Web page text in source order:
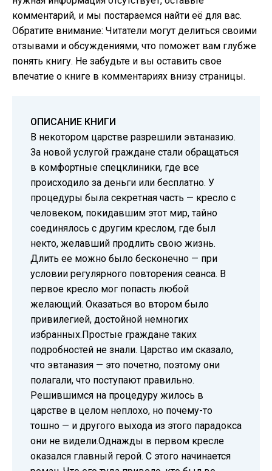
комментарий, и мы постараемся найти её для вас.
Обратите внимание: Читатели могут делиться своими
отзывами и обсуждениями, что поможет вам глубже
понять книгу. Не забудьте и вы оставить свое
впечатие о книге в комментариях внизу страницы.
ОПИСАНИЕ КНИГИ
В некотором царстве разрешили эвтаназию.
За новой услугой граждане стали обращаться
в комфортные спецклиники, где все
происходило за деньги или бесплатно. У
процедуры была секретная часть — кресло с
человеком, покидавшим этот мир, тайно
соединялось с другим креслом, где был
некто, желавший продлить свою жизнь.
Длить ее можно было бесконечно — при
условии регулярного повторения сеанса. В
первое кресло мог попасть любой
желающий. Оказаться во втором было
привилегией, достойной немногих
избранных.Простые граждане таких
подробностей не знали. Царство им сказало,
что эвтаназия — это почетно, поэтому они
полагали, что поступают правильно.
Решившимся на процедуру жилось в
царстве в целом неплохо, но почему-то
тошно — и другого выхода из этого парадокса
они не видели.Однажды в первом кресле
оказался главный герой. С этого начинается